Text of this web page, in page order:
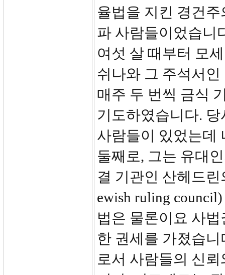
율법을 지킨 경건
파 사람들이었습니
여섯 살 때부터 모
쉬나와 그 주석서
매주 두 번씩 금식
기도하였습니다.
사람들이 있었는데
둘째로, 그는 유대
결 기관인 산헤드린
ewish ruling
법은 물론이요 사
한 권세를 가졌습
로서 사람들의 신